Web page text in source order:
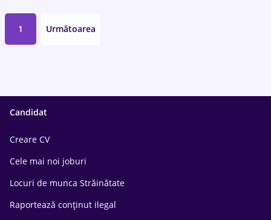
1 Următoarea
Candidat
Creare CV
Cele mai noi joburi
Locuri de munca Străinătate
Raportează conținut ilegal